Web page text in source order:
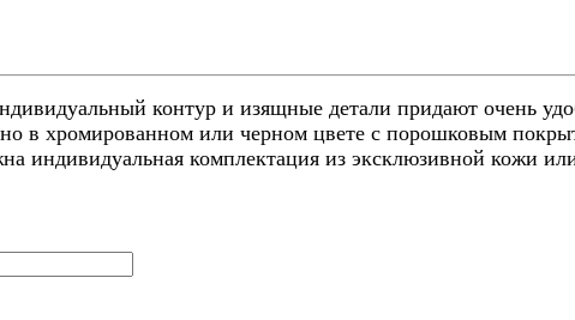
контур и изящные детали придают очень
в хромированном или черном цвете с порошковым
индивидуальная комплектация из эксклюзивной кожи